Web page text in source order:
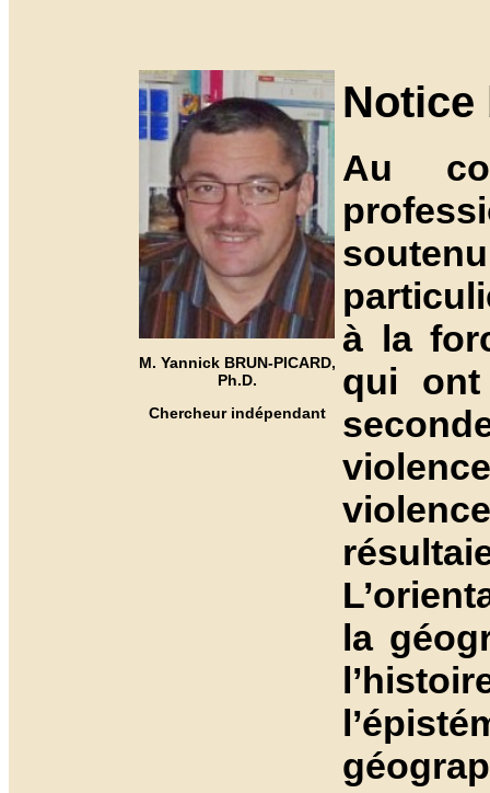
M. Yannick BRUN-PICARD,
Ph.D.
Chercheur indépendant
Notice
Au
à la
qui ont
la